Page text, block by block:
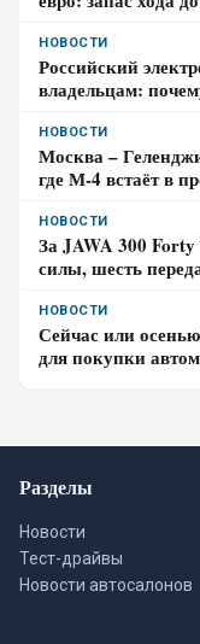
НОВОСТИ
Российский
владельцам:
НОВОСТИ
Москва –
где М-4 встаёт в
НОВОСТИ
За JAWA 300 Forty
силы, шесть
НОВОСТИ
Сейчас или
для покупки
Разделы
Новости
Тест-драйвы
Новости автосалонов